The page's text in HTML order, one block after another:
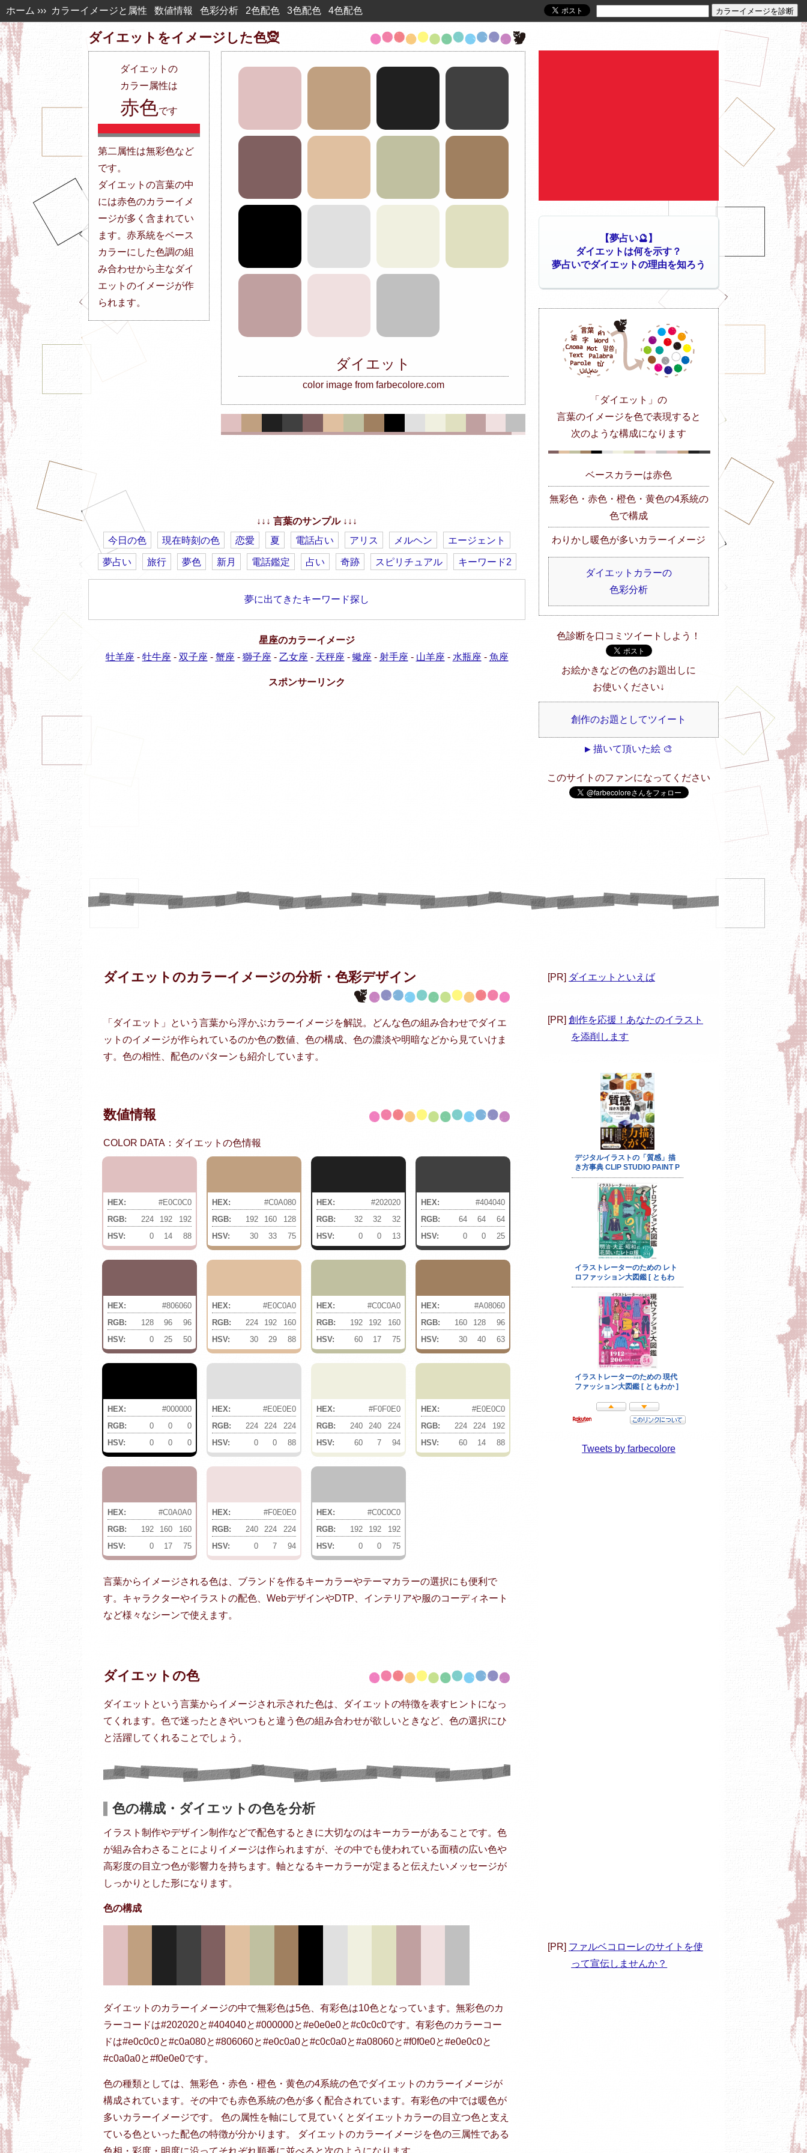
ホーム ››› カラーイメージと属性 数値情報 色彩分析 2色配色 3色配色 4色配色
ダイエットをイメージした色🧝
ダイエット
color image from farbecolore.com
ダイエット の
カラー属性は
赤色です
第二属性は無彩色など
です。
ダイエットの言葉の中
には赤色のカラーイメ
ージが多く含まれてい
ます。赤系統をベース
カラーにした色調の組
み合わせから主なダイ
エットのイメージが作
られます。
↓↓↓ 言葉のサンプル ↓↓↓
今日の色
現在時刻の色 恋愛 夏 電話占い アリス メルヘン エージェント
夢占い 旅行 夢色 新月 電話鑑定 占い 奇跡 スピリチュアル キーワード2
夢に出てきたキーワード探し
星座のカラーイメージ
牡羊座 - 牡牛座 - 双子座 - 蟹座 - 獅子座 - 乙女座 - 天秤座 - 蠍座 - 射手座 - 山羊座 - 水瓶座 - 魚座
スポンサーリンク
【夢占い🔮】
ダイエットは何を示す？
夢占いでダイエットの理由を知ろう
「ダイエット」の
言葉のイメージを色で表現すると
次のような構成になります
ベースカラーは赤色
無彩色・赤色・橙色・黄色の4系統の
色で構成
わりかし暖色が多いカラーイメージ
ダイエットカラーの
色彩分析
色診断を口コミツイートしよう！
お絵かきなどの色のお題出しに
お使いください↓
創作のお題としてツイート
▶ 描いて頂いた絵 🎨
このサイトのファンになってください
[PR] ダイエットといえば
[PR] 創作を応援！あなたのイラスト
を添削します
Tweets by farbecolore
[PR] ファルベコローレのサイトを使
って宣伝しませんか？
ダイエットのカラーイメージの分析・ 色彩デザイン
「ダイエット」という言葉から浮かぶカラーイメージを解説。どんな色の組み合わせでダイエ
ットのイメージが作られているのか色の数値、色の構成、色の濃淡や明暗などから見ていけま
す。色の相性、配色のパターンも紹介しています。
数値情報
COLOR DATA：ダイエットの色情報
HEX:
#E0C0C0
RGB:
224 192
192
HSV:
0 14 88
HEX:
#C0A080
RGB:
192 160
128
HSV:
30 33 75
HEX:
#202020
RGB:
32 32
32
HSV:
0 0 13
HEX:
#404040
RGB:
64 64
64
HSV:
0 0 25
HEX:
#806060
RGB:
128 96
96
HSV:
0 25 50
HEX:
#E0C0A0
RGB:
224 192
160
HSV:
30 29 88
HEX:
#C0C0A0
RGB:
192 192
160
HSV:
60 17 75
HEX:
#A08060
RGB:
160 128
96
HSV:
30 40 63
HEX:
#000000
RGB:
0 0
0
HSV:
0 0 0
HEX:
#E0E0E0
RGB:
224 224
224
HSV:
0 0 88
HEX:
#F0F0E0
RGB:
240 240
224
HSV:
60 7 94
HEX:
#E0E0C0
RGB:
224 224
192
HSV:
60 14 88
HEX:
#C0A0A0
RGB:
192 160
160
HSV:
0 17 75
HEX:
#F0E0E0
RGB:
240 224
224
HSV:
0 7 94
HEX:
#C0C0C0
RGB:
192 192
192
HSV:
0 0 75
言葉からイメージされる色は、ブランドを作るキーカラーやテーマカラーの選択にも便利で
す。キャラクターやイラストの配色、WebデザインやDTP、インテリアや服のコーディネート
など様々なシーンで使えます。
ダイエットの色
ダイエットという言葉からイメージされ示された色は、ダイエットの特徴を表すヒントになっ
てくれます。色で迷ったときやいつもと違う色の組み合わせが欲しいときなど、色の選択にひ
と活躍してくれることでしょう。
色の構成・ダイエットの色を分析
イラスト制作やデザイン制作などで配色するときに大切なのはキーカラーがあることです。色
が組み合わさることによりイメージは作られますが、その中でも使われている面積の広い色や
高彩度の目立つ色が影響力を持ちます。軸となるキーカラーが定まると伝えたいメッセージが
しっかりとした形になります。
色の構成
ダイエットのカラーイメージの中で無彩色は5色、有彩色は10色となっています。無彩色のカ
ラーコードは#202020と#404040と#000000と#e0e0e0と#c0c0c0です。有彩色のカラーコー
ドは#e0c0c0と#c0a080と#806060と#e0c0a0と#c0c0a0と#a08060と#f0f0e0と#e0e0c0と
#c0a0a0と#f0e0e0です。
色の種類としては、無彩色・赤色・橙色・黄色の4系統の色でダイエットのカラーイメージが
構成されています。その中でも赤色系統の色が多く配合されています。有彩色の中では暖色が
多いカラーイメージです。 色の属性を軸にして見ていくとダイエットカラーの目立つ色と支え
ている色といった配色の特徴が分かります。 ダイエットのカラーイメージを色の三属性である
色相・彩度・明度に沿ってそれぞれ順番に並べると次のようになります。